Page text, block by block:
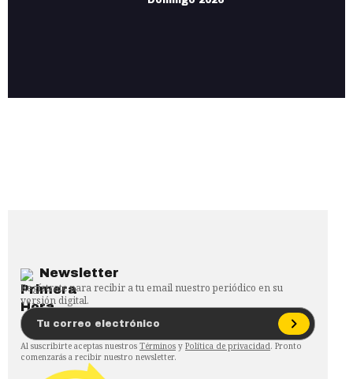
Newsletter
Regístrate para recibir a tu email nuestro periódico en su
versión digital.
Al suscribirte aceptas nuestros Términos y Política de privacidad. Pronto
comenzarás a recibir nuestro newsletter.